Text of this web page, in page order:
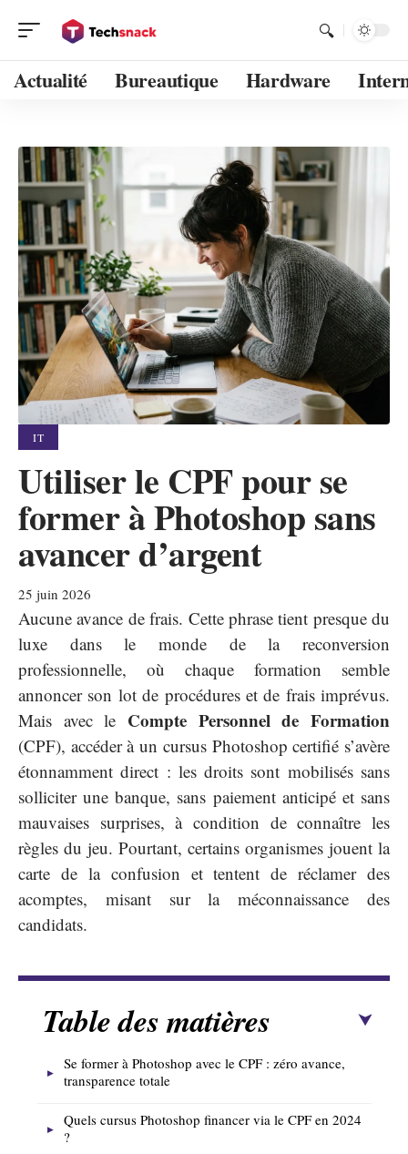
Actualité Bureautique Hardware
IT
Utiliser le CPF pour se
former à Photoshop sans
avancer d’argent
25 juin 2026
Aucune avance de frais. Cette phrase tient presque du
luxe dans le monde de la reconversion
professionnelle, où chaque formation semble
annoncer son lot de procédures et de frais imprévus.
Mais avec le Compte Personnel de Formation
(CPF), accéder à un cursus Photoshop certifié s’avère
étonnamment direct : les droits sont mobilisés sans
solliciter une banque, sans paiement anticipé et sans
mauvaises surprises, à condition de connaître les
règles du jeu. Pourtant, certains organismes jouent la
carte de la confusion et tentent de réclamer des
acomptes, misant sur la méconnaissance des
candidats.
Table des matières
Se former à Photoshop avec le CPF : zéro avance,
transparence totale
Quels cursus Photoshop financer via le CPF en 2024
?